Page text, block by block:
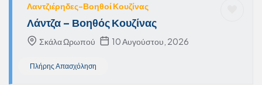
Λαντζιέρηδες-Βοηθοί Κουζίνας
Λάντζα – Βοηθός Κουζίνας
Σκάλα Ωρωπού 10 Αυγούστου, 2026
Πλήρης Απασχόληση